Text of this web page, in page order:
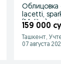
Облицовка
lacetti,
(Malibu)
159 000
Ташкент,
07 августа